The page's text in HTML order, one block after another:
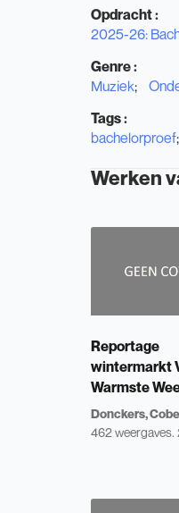
Opdracht :
2025-26:
Genre :
Muziek
Tags:
bachelorproef
Werken
Reportage
wintermarkt
Warmste
Donckers, Cobe
462 weergaves.